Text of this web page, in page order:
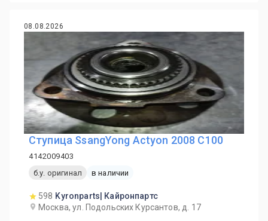
08.08.2026
Ступица SsangYong Actyon 2008 C100
4142009403
б.у. оригинал
в наличии
598 Kyronparts| Кайронпартс
Москва, ул. Подольских Курсантов, д. 17